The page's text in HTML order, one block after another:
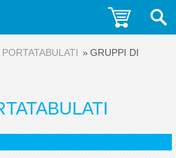
PORTATABULATI
GRUPPI DI